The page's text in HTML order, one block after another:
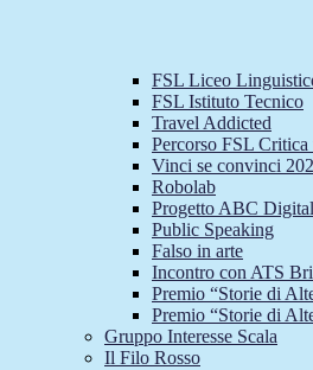
FSL Liceo
FSL Istituto Tecnico
Travel Addicted
Percorso FSL Critica
Vinci se convinci
Robolab
Progetto ABC Digital
Public Speaking
Falso in arte
Incontro con ATS
Premio “Storie di
Premio “Storie di
Gruppo Interesse Scala
Il Filo Rosso